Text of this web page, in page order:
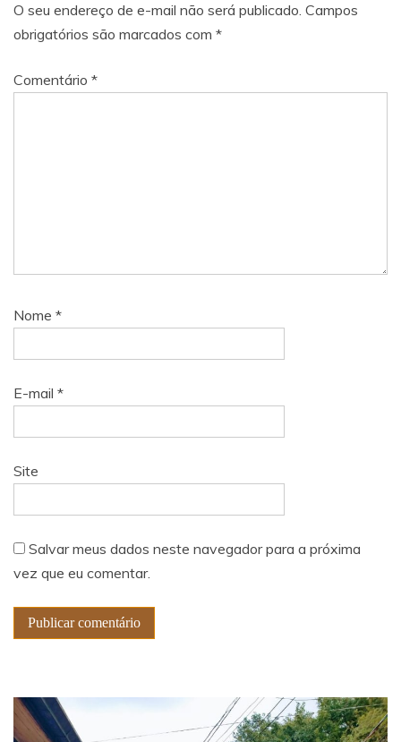
O seu endereço de e-mail não será publicado. Campos
obrigatórios são marcados com *
Comentário *
Nome *
E-mail *
Site
Salvar meus dados neste navegador para a próxima
vez que eu comentar.